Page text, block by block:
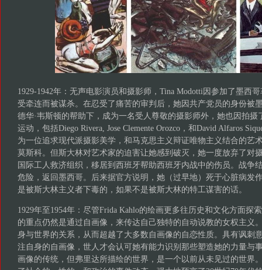
1929-1942年：无声电影演员和摄影师，Tina Modotti因参加了墨西
受牵连而被谋杀。在忍受了痛苦的审判后，她因共产党员的身份被
德华·韦斯顿的帮助下，成为一名受人尊敬的摄影师外，她也因拍摄
运动，包括Diego Rivera, Jose Clemente Orozco，和David Alfaros
为一位追求现代派摄影美学，和马克思主义辩证唯物主义结合的艺
莫斯科。但斯大林对艺术家的迫害让她感到破灭，她一度放弃了对
国际工人救济组织，移居到西班牙帮助西班牙内战中的伤员。战争
危险，返回墨西哥。后来据官方说明，她（过早地）死于心脏病发
是被斯大林主义者下毒的，如果不是被斯大林的特工谋害的话。
1929年至1954年：尽管Frida Kahlo的绘画更多往历史和文化方面探
的重点仍然是通过自画像，来传达自己独特的自动说教的女权主义
身与世界的关系，从而超越了大多数自画像的自恋性质。具有讽刺
注自身的自画像，世人才会认可她有能力识别那些塑造她的力量与
画像的传统，但弗里达所描绘的世界，是一个以前从未见过的世界